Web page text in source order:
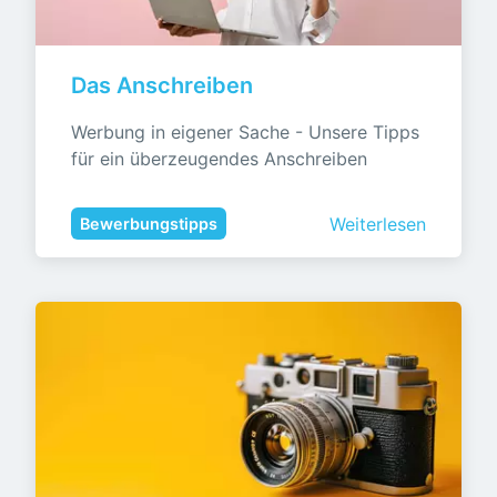
Das Anschreiben
Werbung in eigener Sache - Unsere Tipps
für ein überzeugendes Anschreiben
Bewerbungstipps Weiterlesen